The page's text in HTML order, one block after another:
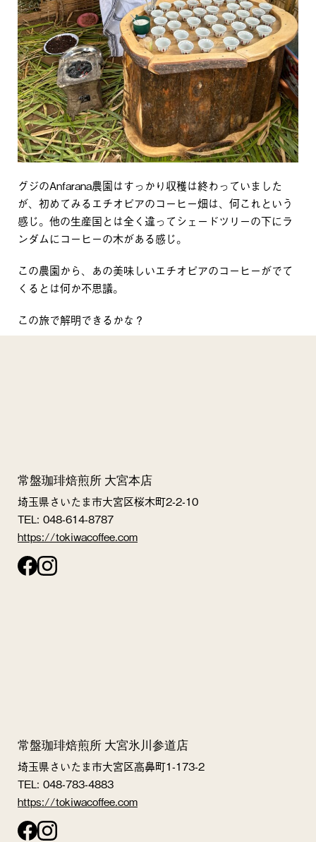
グジのAnfarana農園はすっかり収穫は終わっていました
が、初めてみるエチオピアのコーヒー畑は、何これという
感じ。他の生産国とは全く違ってシェードツリーの下にラ
ンダムにコーヒーの木がある感じ。
この農園から、あの美味しいエチオピアのコーヒーがでて
くるとは何か不思議。
この旅で解明できるかな？
常盤珈琲焙煎所 大宮本店
埼玉県さいたま市大宮区桜木町2-2-10
TEL: 048-614-8787
https://tokiwacoffee.com
常盤珈琲焙煎所 大宮氷川参道店
埼玉県さいたま市大宮区高鼻町1-173-2
TEL: 048-783-4883
https://tokiwacoffee.com